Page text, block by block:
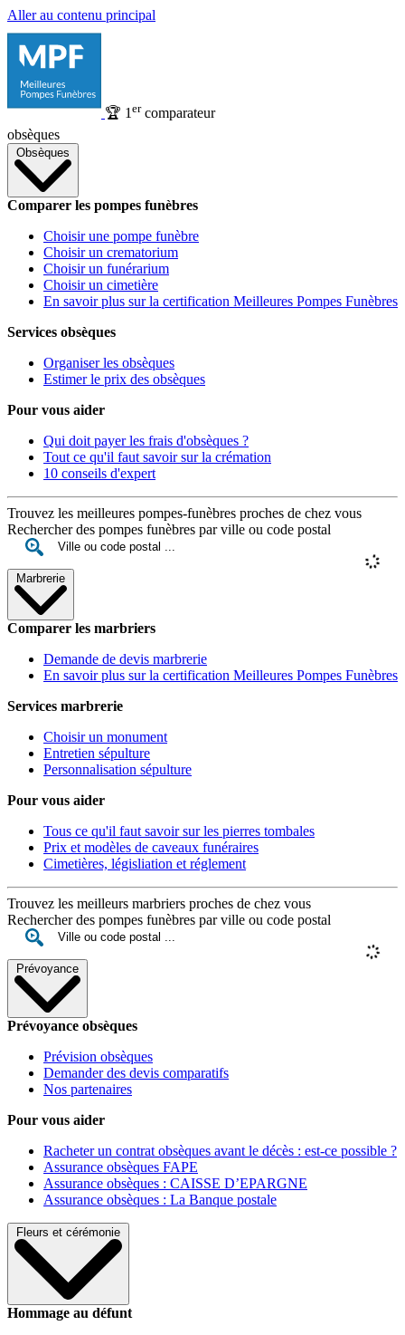
Aller au contenu principal
🏆 1 ercomparateur
obsèques
Obsèques
Comparer les pompes funèbres
Choisir une pompe funèbre
Choisir un crematorium
Choisir un funérarium
Choisir un cimetière
En savoir plus sur la certification Meilleures Pompes Funèbres
Services obsèques
Organiser les obsèques
Estimer le prix des obsèques
Pour vous aider
Qui doit payer les frais d'obsèques ?
Tout ce qu'il faut savoir sur la crémation
10 conseils d'expert
Trouvez les meilleures pompes-funèbres proches de chez vous
Rechercher des pompes funèbres par ville ou code postal
Marbrerie
Comparer les marbriers
Demande de devis marbrerie
En savoir plus sur la certification Meilleures Pompes Funèbres
Services marbrerie
Choisir un monument
Entretien sépulture
Personnalisation sépulture
Pour vous aider
Tous ce qu'il faut savoir sur les pierres tombales
Prix et modèles de caveaux funéraires
Cimetières, législiation et réglement
Trouvez les meilleurs marbriers proches de chez vous
Rechercher des pompes funèbres par ville ou code postal
Prévoyance
Prévoyance obsèques
Prévision obsèques
Demander des devis comparatifs
Nos partenaires
Pour vous aider
Racheter un contrat obsèques avant le décès : est-ce possible ?
Assurance obsèques FAPE
Assurance obsèques : CAISSE D’EPARGNE
Assurance obsèques : La Banque postale
Fleurs et cérémonie
Hommage au défunt